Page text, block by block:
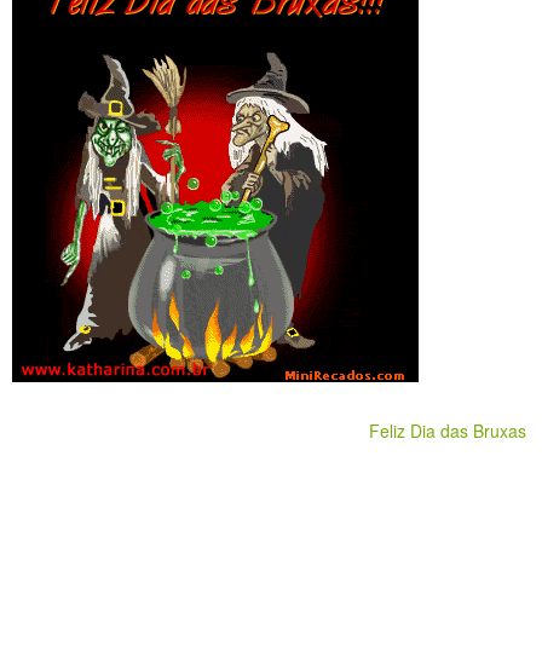
Feliz Dia das Bruxas